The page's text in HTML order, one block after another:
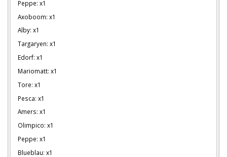
Peppe: x1
Axoboom: x1
Alby: x1
Targaryen: x1
Edorf: x1
Mariomatt: x1
Tore: x1
Pesca: x1
Amers: x1
Olimpico: x1
Peppe: x1
Blueblau: x1